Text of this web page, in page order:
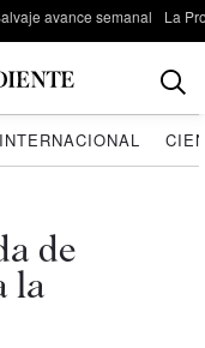
avance semanal La
INTERNACIONAL
de
la